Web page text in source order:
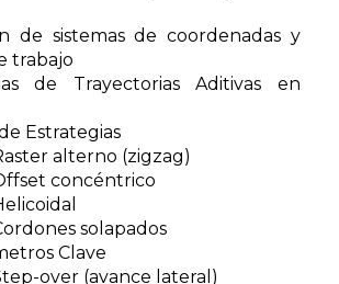
de sistemas de coordenadas y
trabajo
de Trayectorias Aditivas en
Estrategias
alterno (zigzag)
concéntrico
solapados
Clave
over (avance lateral)